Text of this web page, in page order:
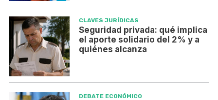
CLAVES JURÍDICAS
Seguridad privada: qué implica
el aporte solidario del 2% y a
quiénes alcanza
DEBATE ECONÓMICO